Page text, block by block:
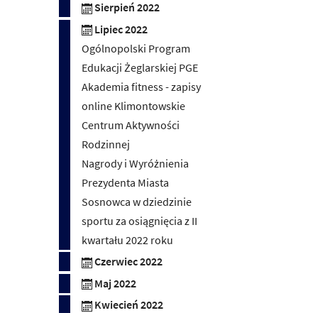
Sierpień 2022
Lipiec 2022
Ogólnopolski Program
Edukacji Żeglarskiej PGE
Akademia fitness - zapisy
online Klimontowskie
Centrum Aktywności
Rodzinnej
Nagrody i Wyróżnienia
Prezydenta Miasta
Sosnowca w dziedzinie
sportu za osiągnięcia z II
kwartału 2022 roku
Czerwiec 2022
Maj 2022
Kwiecień 2022